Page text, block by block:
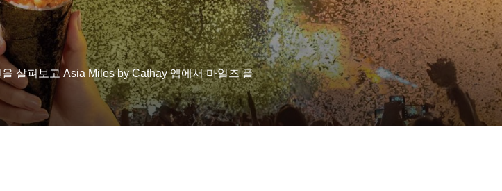
살펴보고 Asia Miles by Cathay 앱에서 마일즈 플